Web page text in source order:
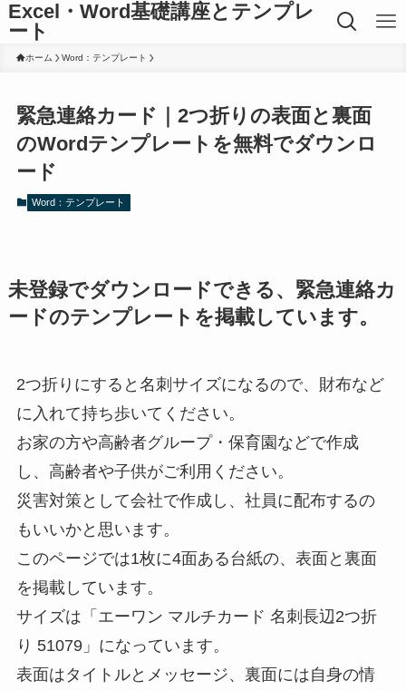
Excel・Word基礎講座とテンプレ
ート
ホーム Word：テンプレート
緊急連絡カード｜2つ折りの表面と裏面
のWordテンプレートを無料でダウンロ
ード
Word：テンプレート
未登録でダウンロードできる、緊急連絡カ
ードのテンプレートを掲載しています。
2つ折りにすると名刺サイズになるので、財布など
に入れて持ち歩いてください。
お家の方や高齢者グループ・保育園などで作成
し、高齢者や子供がご利用ください。
災害対策として会社で作成し、社員に配布するの
もいいかと思います。
このページでは1枚に4面ある台紙の、表面と裏面
を掲載しています。
サイズは「エーワン マルチカード 名刺長辺2つ折
り 51079」になっています。
表面はタイトルとメッセージ、裏面には自身の情